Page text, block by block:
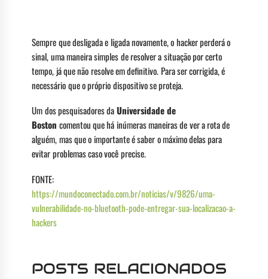
Sempre que desligada e ligada novamente, o hacker perderá o
sinal, uma maneira simples de resolver a situação por certo
tempo, já que não resolve em definitivo. Para ser corrigida, é
necessário que o próprio dispositivo se proteja.
Um dos pesquisadores daUniversidade de
Boston comentou que há inúmeras maneiras de ver a rota de
alguém, mas que o importante é saber o máximo delas para
evitar problemas caso você precise.
FONTE:
https://mundoconectado.com.br/noticias/v/9826/uma-
vulnerabilidade-no-bluetooth-pode-entregar-sua-localizacao-a-
hackers
POSTS RELACIONADOS